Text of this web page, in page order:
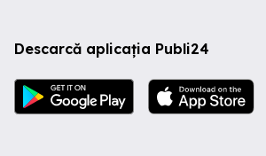
Descarcă aplicația Publi24